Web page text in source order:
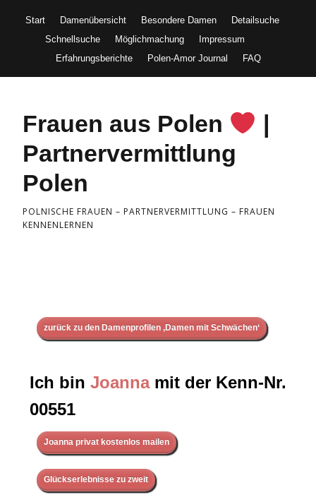
Start Damenübersicht Besondere Damen
Detailsuche
Schnellsuche
Möglichmachung
Impressum
Erfahrungsberichte
Polen-Amor Journal FAQ
Frauen aus Polen
|
Partnervermittlung
Polen
POLNISCHE FRAUEN – PARTNERVERMITTLUNG – FRAUEN
KENNENLERNEN
zurück zu den Damenprofilen ‚Damen mit Schwächen‘
Ich bin Joannamit der Kenn-Nr.
00551
Joanna privat kostenlos mailen
Glückserlebnisse zu zweit